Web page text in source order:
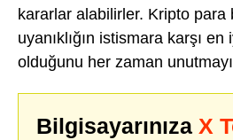
kararlar alabilirler. Kripto para
uyanıklığın istismara karşı en
olduğunu her zaman
Bilgisayarınıza X